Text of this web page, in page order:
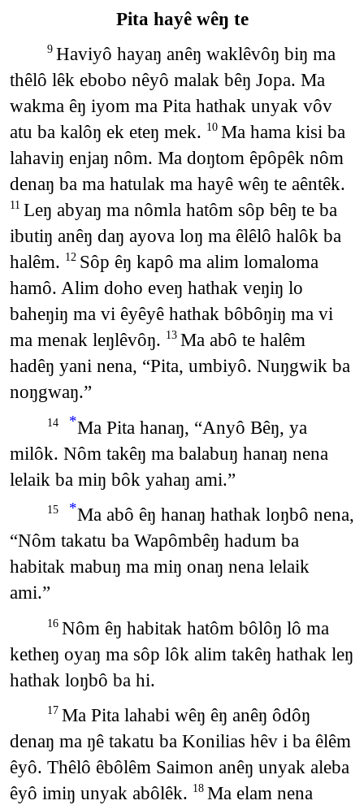
Pita hayê wêŋ te
9 Haviyô hayaŋ anêŋ waklêvôŋ biŋ ma
thêlô lêk ebobo nêyô malak bêŋ Jopa. Ma
wakma êŋ iyom ma Pita hathak unyak vôv
atu ba kalôŋ ek eteŋ mek. 10 Ma hama kisi ba
lahaviŋ enjaŋ nôm. Ma doŋtom êpôpêk nôm
denaŋ ba ma hatulak ma hayê wêŋ te aêntêk.
11 Leŋ abyaŋ ma nômla hatôm sôp bêŋ te ba
ibutiŋ anêŋ daŋ ayova loŋ ma êlêlô halôk ba
halêm. 12 Sôp êŋ kapô ma alim lomaloma
hamô. Alim doho eveŋ hathak veŋiŋ lo
baheŋiŋ ma vi êyêyê hathak bôbôŋiŋ ma vi
ma menak leŋlêvôŋ. 13 Ma abô te halêm
hadêŋ yani nena, “Pita, umbiyô. Nuŋgwik ba
noŋgwaŋ.”
14 *Ma Pita hanaŋ, “Anyô Bêŋ, ya
milôk. Nôm takêŋ ma balabuŋ hanaŋ nena
lelaik ba miŋ bôk yahaŋ ami.”
15 *Ma abô êŋ hanaŋ hathak loŋbô nena,
“Nôm takatu ba Wapômbêŋ hadum ba
habitak mabuŋ ma miŋ onaŋ nena lelaik
ami.”
16 Nôm êŋ habitak hatôm bôlôŋ lô ma
ketheŋ oyaŋ ma sôp lôk alim takêŋ hathak leŋ
hathak loŋbô ba hi.
17 Ma Pita lahabi wêŋ êŋ anêŋ ôdôŋ
denaŋ ma ŋê takatu ba Konilias hêv i ba êlêm
êyô. Thêlô êbôlêm Saimon anêŋ unyak aleba
êyô imiŋ unyak abôlêk. 18 Ma elam nena